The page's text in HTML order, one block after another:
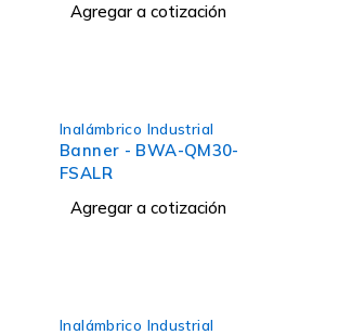
Agregar a cotización
Inalámbrico Industrial
Banner - BWA-QM30-
FSALR
Agregar a cotización
Inalámbrico Industrial